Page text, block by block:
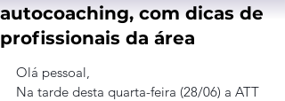
autocoaching, com dicas de
profissionais da área
Olá pessoal,
Na tarde desta quarta-feira (28/06) a ATT